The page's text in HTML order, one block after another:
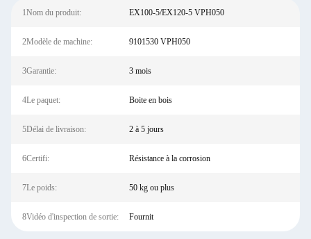
1Nom du produit: EX100-5/EX120-5 VPH050
2Modèle de machine: 9101530 VPH050
3Garantie: 3 mois
4Le paquet: Boite en bois
5Délai de livraison: 2 à 5 jours
6Certifi: Résistance à la corrosion
7Le poids: 50 kg ou plus
8Vidéo d'inspection de sortie: Fournit